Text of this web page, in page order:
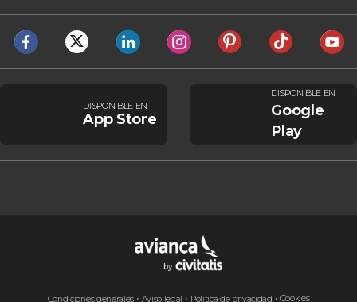
DISPONIBLE EN
App Store
DISPONIBLE EN
Google
Play
Condiciones generales Aviso legal Política de privacidad Cookies